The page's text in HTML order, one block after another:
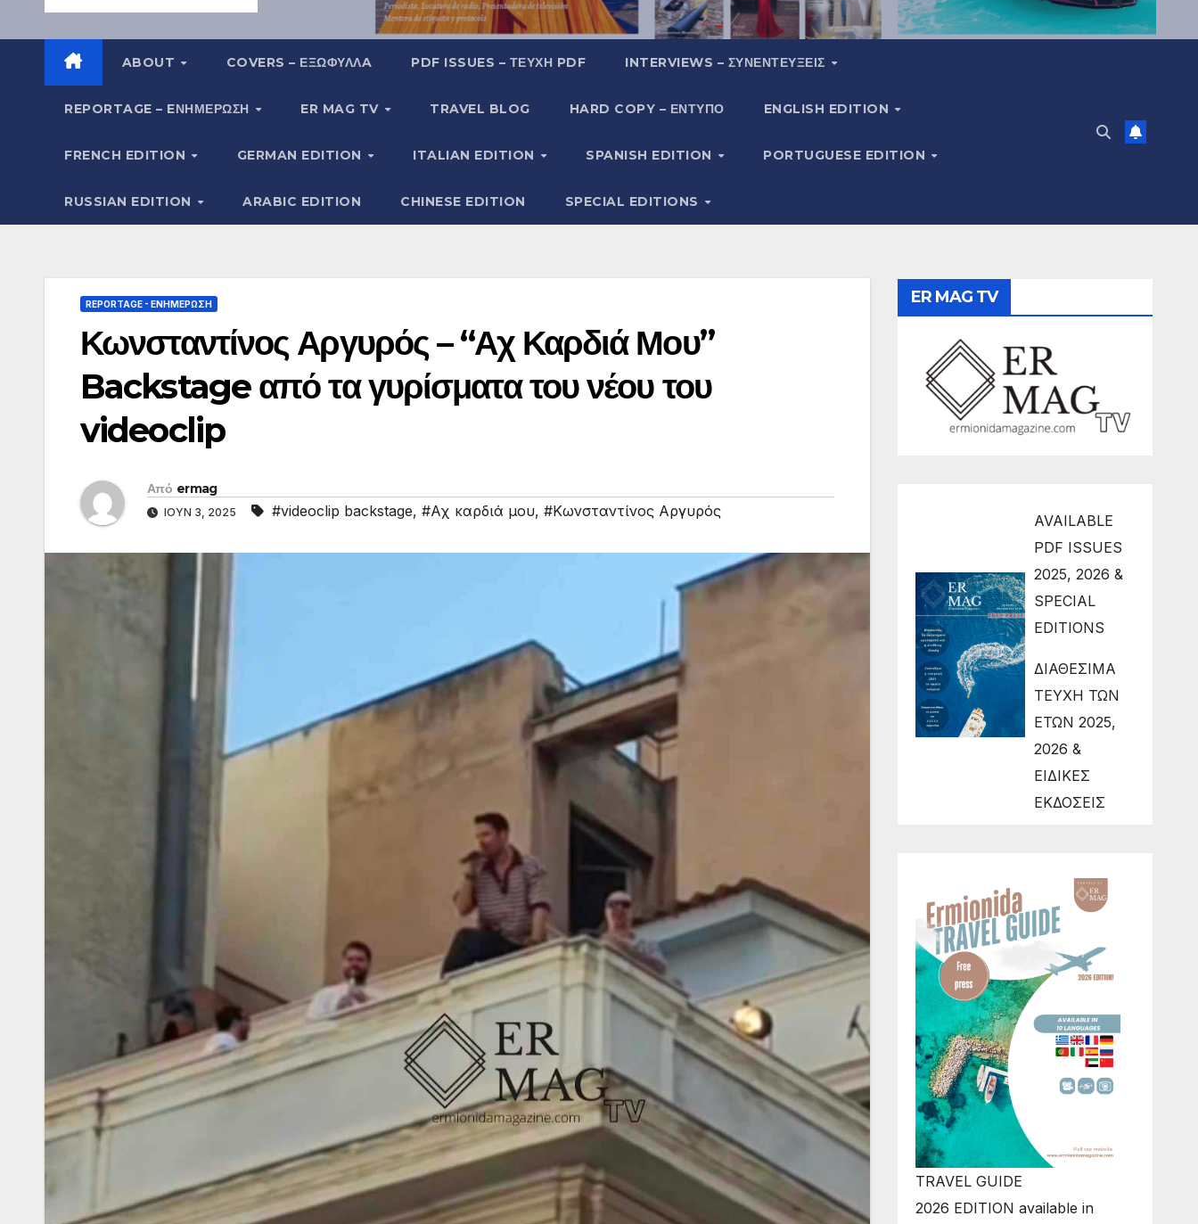
ABOUT COVERS – ΕΞΩΦΥΛΛA PDF ISSUES – ΤΕΎΧΗ PDF INTERVIEWS – ΣΥΝΕΝΤΕΎΞΕΙΣ
REPORTAGE – EΝΗΜΈΡΩΣΗ ER MAG TV TRAVEL BLOG HARD COPY – ΈΝΤΥΠΟ ENGLISH EDITION
FRENCH EDITION GERMAN EDITION ITALIAN EDITION SPANISH EDITION PORTUGUESE EDITION
RUSSIAN EDITION ARABIC EDITION CHINESE EDITION SPECIAL EDITIONS
REPORTAGE - EΝΗΜΈΡΩΣΗ
Κωνσταντίνος Αργυρός – “Αχ Καρδιά Μου”
Backstage από τα γυρίσματα του νέου του
videoclip
Από ermag
ΙΟΎΝ 3, 2025 #videoclip backstage, #Αχ καρδιά μου, #Κωνσταντίνος Αργυρός
ER MAG TV
AVAILABLE
PDF ISSUES
2025, 2026 &
SPECIAL
EDITIONS
ΔΙΑΘΕΣΙΜΑ
ΤΕΥΧΗ ΤΩΝ
ΕΤΩΝ 2025,
2026 &
ΕΙΔΙΚΕΣ
ΕΚΔΟΣΕΙΣ
TRAVEL GUIDE
2026 EDITION available in